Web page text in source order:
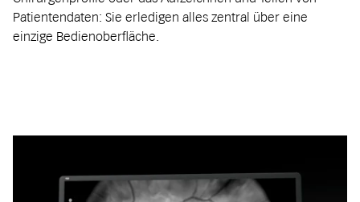
Patientendaten: Sie erledigen alles zentral über eine
einzige Bedienoberfläche.